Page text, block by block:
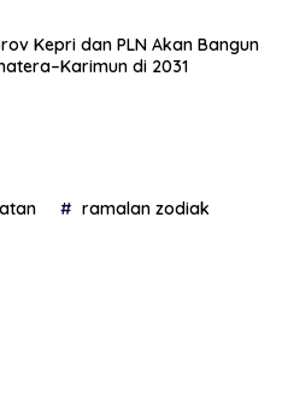
Kepri dan PLN Akan Bangun
di 2031
ramalan zodiak